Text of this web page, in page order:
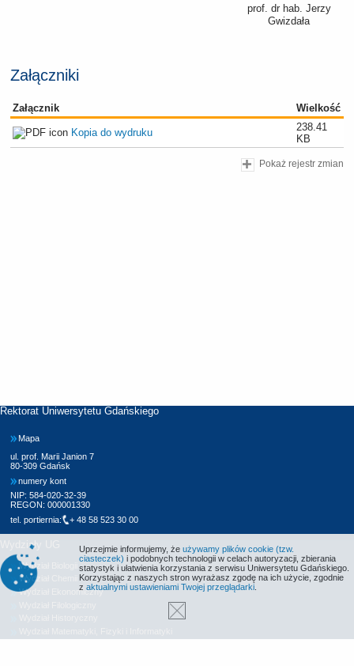
prof. dr hab. Jerzy
Gwizdała
Załączniki
Załącznik Wielkość
Kopia do wydruku
238.41
KB
Pokaż rejestr zmian
Rektorat Uniwersytetu Gdańskiego
Mapa
ul. prof. Marii Janion 7
80-309 Gdańsk
numery kont
NIP: 584-020-32-39
REGON: 000001330
tel. portiernia:
+ 48 58 523 30 00
Wydziały UG
Wydział Biologii
Wydział Chemii
Wydział Ekonomiczny
Uprzejmie informujemy, że używamy plików cookie (tzw.
ciasteczek) i podobnych technologii w celach autoryzacji, zbierania
statystyk i ułatwienia korzystania z serwisu Uniwersytetu Gdańskiego.
Korzystając z naszych stron wyrażasz zgodę na ich użycie, zgodnie
z aktualnymi ustawieniami Twojej przeglądarki